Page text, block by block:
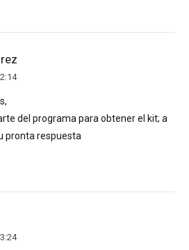
del programa para obtener el kit; a
pronta respuesta